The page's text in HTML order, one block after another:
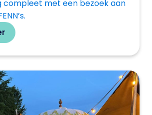
compleet met een bezoek aan